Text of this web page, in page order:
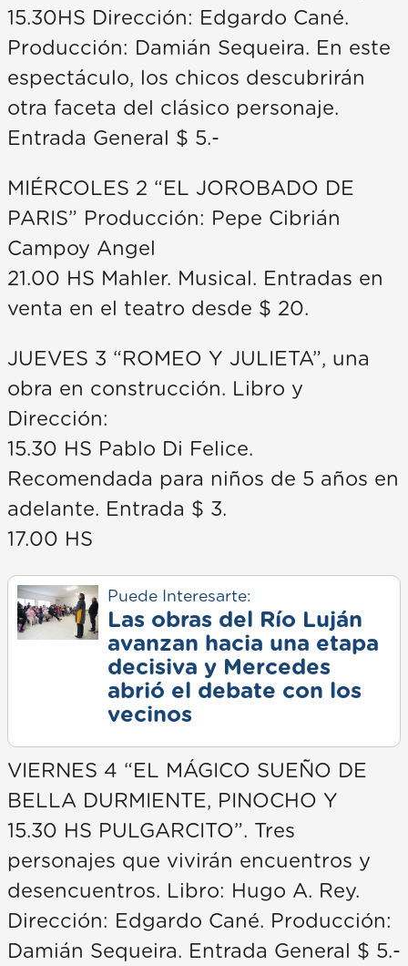
15.30HS Dirección: Edgardo Cané.
Producción: Damián Sequeira. En este
espectáculo, los chicos descubrirán
otra faceta del clásico personaje.
Entrada General $ 5.-
MIÉRCOLES 2 “EL JOROBADO DE
PARIS” Producción: Pepe Cibrián
Campoy Angel
21.00 HS Mahler. Musical. Entradas en
venta en el teatro desde $ 20.
JUEVES 3 “ROMEO Y JULIETA”, una
obra en construcción. Libro y
Dirección:
15.30 HS Pablo Di Felice.
Recomendada para niños de 5 años en
adelante. Entrada $ 3.
17.00 HS
Puede Interesarte:
Las obras del Río Luján
avanzan hacia una etapa
decisiva y Mercedes
abrió el debate con los
vecinos
VIERNES 4 “EL MÁGICO SUEÑO DE
BELLA DURMIENTE, PINOCHO Y
15.30 HS PULGARCITO”. Tres
personajes que vivirán encuentros y
desencuentros. Libro: Hugo A. Rey.
Dirección: Edgardo Cané. Producción:
Damián Sequeira. Entrada General $ 5.-